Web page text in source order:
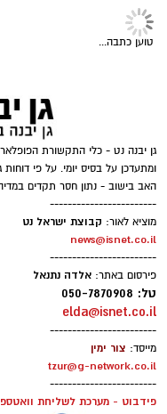
טוען כתבה...
גן יבנה נט - כלי התקשורת
ומתעדכן על בסיס יומי. על פי
האב בישוב - נתון חסר תקדים
------------------------
מוציא לאור: קבוצת ישראל נט
news@isnet.co.il
------------------------
פירסום באתר: אלדה נתנאל
טל: 050-7870908
elda@isnet.co.il
------------------------
מייסד: צור ימין
tzur@g-network.co.il
------------------------
פידבוט - מערכת לשליחת וואטספ